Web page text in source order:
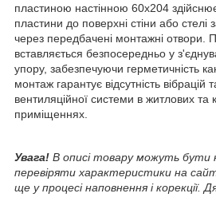
пластиною настінною 60х204
пластини до поверхні стіни або
через передбачені монтажні отвори.
вставляється безпосередньо у
упору, забезпечуючи герметичність
монтаж гарантує відсутність вібрацій
вентиляційної системи в житлових та
приміщеннях.
Увага! В описі товару можуть бути
перевіряти характеристики на
ще у процесі наповнення і корекції.